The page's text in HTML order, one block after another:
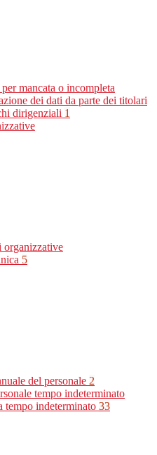
mancata o incompleta
dei dati da parte dei titolari
dirigenziali 1
organizzative
5
del personale 2
tempo indeterminato
tempo indeterminato 33